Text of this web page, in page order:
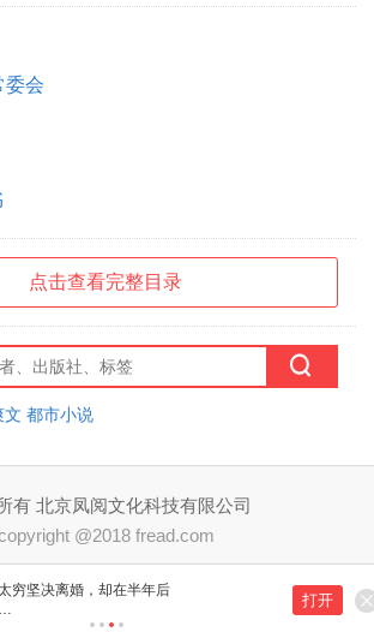
坚决离婚，却在半年后
打开
委会
点击查看完整目录
文 都市小说
有 北京凤阅文化科技有限公司
@2018 fread.com